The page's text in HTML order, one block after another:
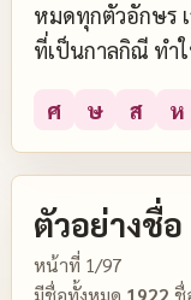
หมดทุกตัวอักษร
ที่เป็นกาลกิณี ทำ
ศ ษ ส ห
ตัวอย่างชื่อ
หน้าที่ 1/97
มีชื่อทั้งหมด 1922 ชื่